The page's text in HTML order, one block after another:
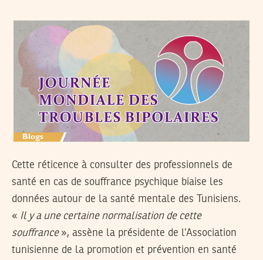
Cette réticence à consulter des professionnels de
santé en cas de souffrance psychique biaise les
données autour de la santé mentale des Tunisiens.
« Il y a une certaine normalisation de cette
souffrance», assène la présidente de l’Association
tunisienne de la promotion et prévention en santé